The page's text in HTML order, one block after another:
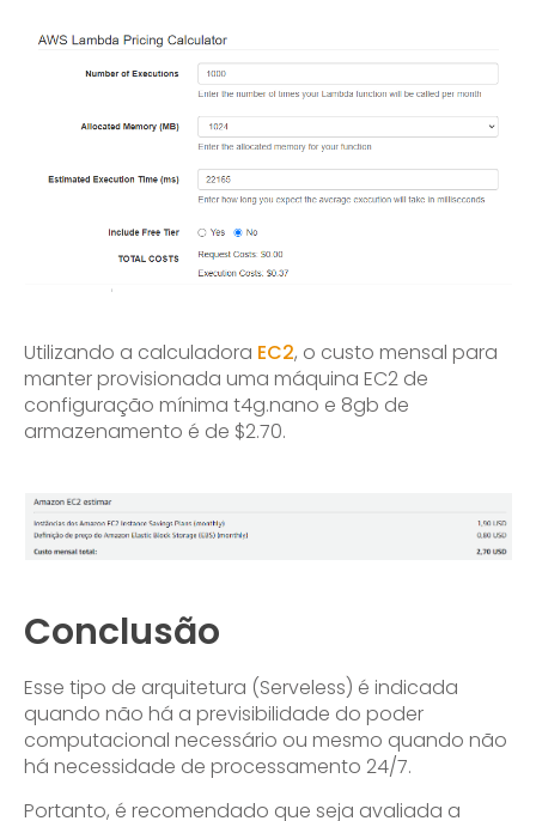
Utilizando a calculadora EC2, o custo mensal para
manter provisionada uma máquina EC2 de
configuração mínima t4g.nano e 8gb de
armazenamento é de $2.70.
Conclusão
Esse tipo de arquitetura (Serveless) é indicada
quando não há a previsibilidade do poder
computacional necessário ou mesmo quando não
há necessidade de processamento 24/7.
Portanto, é recomendado que seja avaliada a